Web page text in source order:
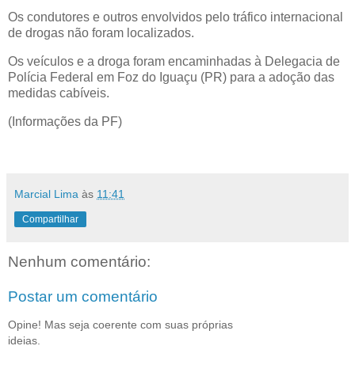
Os condutores e outros envolvidos pelo tráfico internacional
de drogas não foram localizados.
Os veículos e a droga foram encaminhadas à Delegacia de
Polícia Federal em Foz do Iguaçu (PR) para a adoção das
medidas cabíveis.
(Informações da PF)
Marcial Lima às 11:41
Compartilhar
Nenhum comentário:
Postar um comentário
Opine! Mas seja coerente com suas próprias
ideias.